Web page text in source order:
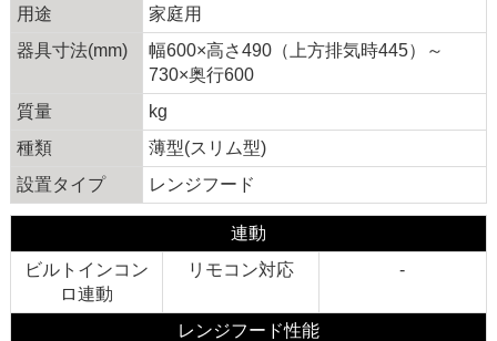
用途
家庭用
器具寸法(mm)
幅600×高さ490（上方排気時445）～
730×奥行600
質量
kg
種類
薄型(スリム型)
設置タイプ
レンジフード
連動
ビルトインコン
ロ連動
リモコン対応 -
レンジフード性能